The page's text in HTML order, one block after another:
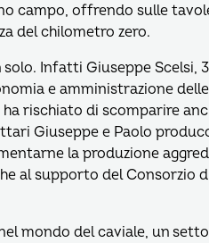
campo, offrendo sulle
del chilometro zero.
Infatti Giuseppe Scelsi,
e amministrazione
rischiato di scomparire
Giuseppe e Paolo
la produzione
al supporto del
mondo del caviale, un